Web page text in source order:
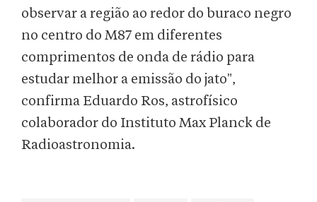
observar a região ao redor do buraco negro
no centro do M87 em diferentes
comprimentos de onda de rádio para
estudar melhor a emissão do jato",
confirma Eduardo Ros, astrofísico
colaborador do Instituto Max Planck de
Radioastronomia.